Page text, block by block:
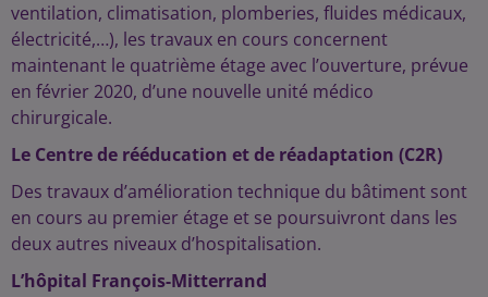
ventilation, climatisation, plomberies, fluides médicaux,
électricité,…), les travaux en cours concernent
maintenant le quatrième étage avec l’ouverture, prévue
en février 2020, d’une nouvelle unité médico
chirurgicale.
Le Centre de rééducation et de réadaptation (C2R)
Des travaux d’amélioration technique du bâtiment sont
en cours au premier étage et se poursuivront dans les
deux autres niveaux d’hospitalisation.
L’hôpital François-Mitterrand